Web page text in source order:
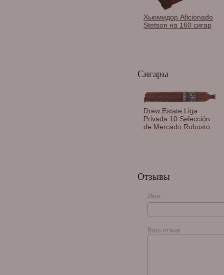
Хьюмидор Aficionado
Stetson на 160 сигар
электронным замком,
Сигары
Drew Estate Liga
Privada 10 Selección
de Mercado Robusto
Horacio Maduro I
Отзывы
Имя:
Ваш отзыв: